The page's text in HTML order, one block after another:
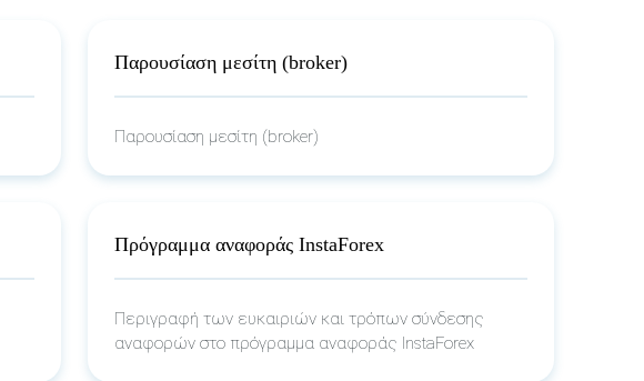
Παρουσίαση μεσίτη (broker)
Παρουσίαση μεσίτη (broker)
Πρόγραμμα αναφοράς InstaForex
Περιγραφή των ευκαιριών και τρόπων σύνδεσης
αναφορών στο πρόγραμμα αναφοράς InstaForex